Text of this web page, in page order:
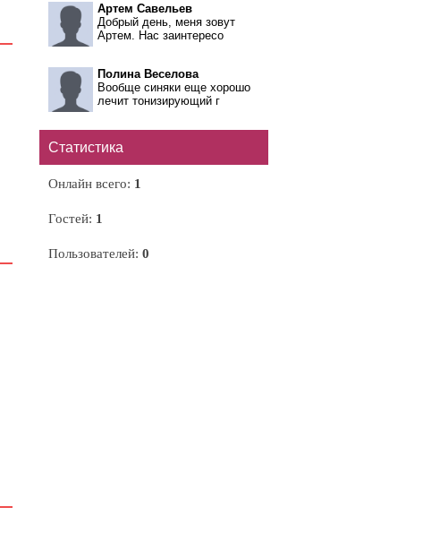
Артем Савельев
Добрый день, меня зовут
Артем. Нас заинтересо
Полина Веселова
Вообще синяки еще хорошо
лечит тонизирующий г
Статистика
Онлайн всего: 1
Гостей: 1
Пользователей: 0